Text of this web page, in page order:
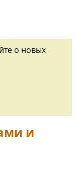
о новых
и